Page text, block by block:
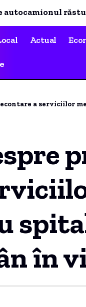
Actual
serviciilor medicale:
în